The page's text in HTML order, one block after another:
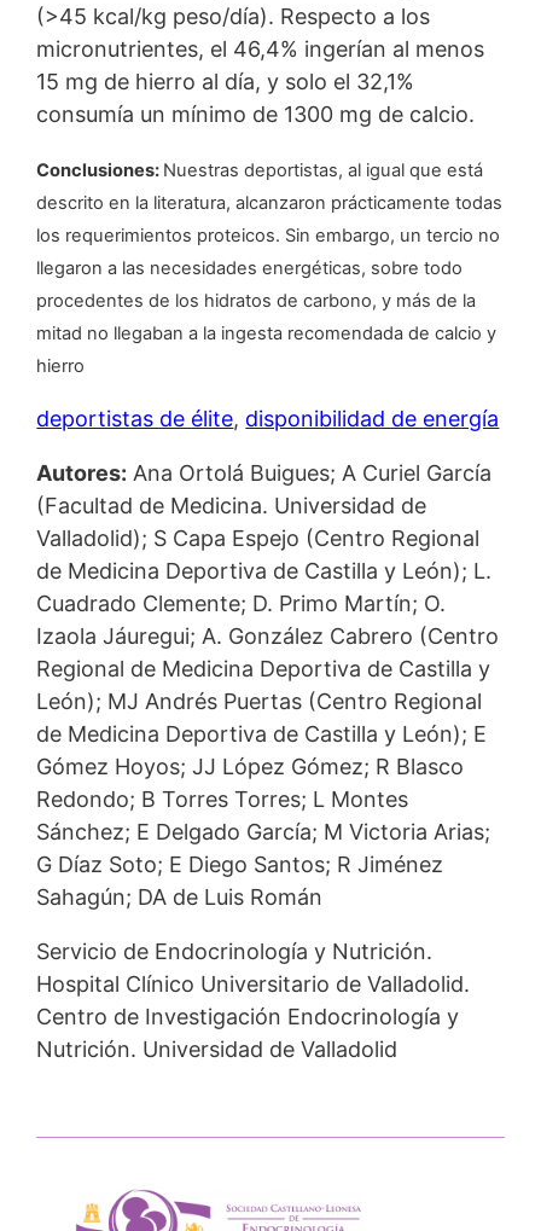
(>45 kcal/kg peso/día). Respecto a los
micronutrientes, el 46,4% ingerían al menos
15 mg de hierro al día, y solo el 32,1%
consumía un mínimo de 1300 mg de calcio.
Conclusiones: Nuestras deportistas, al igual que está
descrito en la literatura, alcanzaron prácticamente todas
los requerimientos proteicos. Sin embargo, un tercio no
llegaron a las necesidades energéticas, sobre todo
procedentes de los hidratos de carbono, y más de la
mitad no llegaban a la ingesta recomendada de calcio y
hierro
deportistas de élite, disponibilidad de energía
Autores: Ana Ortolá Buigues; A Curiel García
(Facultad de Medicina. Universidad de
Valladolid); S Capa Espejo (Centro Regional
de Medicina Deportiva de Castilla y León); L.
Cuadrado Clemente; D. Primo Martín; O.
Izaola Jáuregui; A. González Cabrero (Centro
Regional de Medicina Deportiva de Castilla y
León); MJ Andrés Puertas (Centro Regional
de Medicina Deportiva de Castilla y León); E
Gómez Hoyos; JJ López Gómez; R Blasco
Redondo; B Torres Torres; L Montes
Sánchez; E Delgado García; M Victoria Arias;
G Díaz Soto; E Diego Santos; R Jiménez
Sahagún; DA de Luis Román
Servicio de Endocrinología y Nutrición.
Hospital Clínico Universitario de Valladolid.
Centro de Investigación Endocrinología y
Nutrición. Universidad de Valladolid